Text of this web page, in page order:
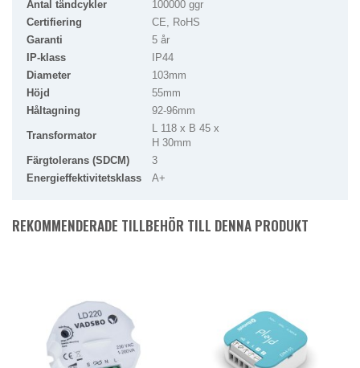
Antal tändcykler
100000 ggr
Certifiering
CE, RoHS
Garanti
5 år
IP-klass
IP44
Diameter
103mm
Höjd
55mm
Håltagning
92-96mm
Transformator
L 118 x B 45 x
H 30mm
Färgtolerans (SDCM)
3
Energieffektivitetsklass
A+
REKOMMENDERADE TILLBEHÖR TILL DENNA PRODUKT